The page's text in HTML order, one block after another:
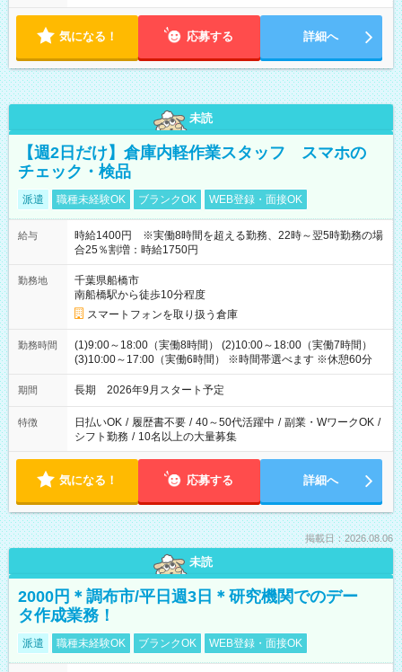
気になる！ 応募する 詳細へ
未読
【週2日だけ】倉庫内軽作業スタッフ スマホの
チェック・検品
派遣 職種未経験OK ブランクOK WEB登録・面接OK
給与
時給1400円 ※実働8時間を超える勤務、22時～翌5時勤務の場
合25％割増：時給1750円
勤務地
千葉県船橋市
南船橋駅から徒歩10分程度
スマートフォンを取り扱う倉庫
勤務時間
(1)9:00～18:00（実働8時間） (2)10:00～18:00（実働7時間）
(3)10:00～17:00（実働6時間） ※時間帯選べます ※休憩60分
期間 長期 2026年9月スタート予定
特徴 日払いOK / 履歴書不要 / 40～50代活躍中 / 副業・WワークOK /
シフト勤務 / 10名以上の大量募集
気になる！ 応募する 詳細へ
掲載日：2026.08.06
未読
2000円＊調布市/平日週3日＊研究機関でのデー
タ作成業務！
派遣 職種未経験OK ブランクOK WEB登録・面接OK